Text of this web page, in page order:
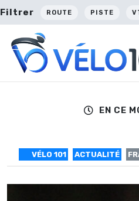
Filtrer ROUTE PISTE
EN CE
VÉLO 101 ACTUALITÉ